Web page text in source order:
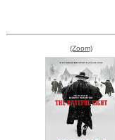
(Zoom)